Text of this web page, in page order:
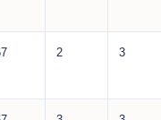
2 3